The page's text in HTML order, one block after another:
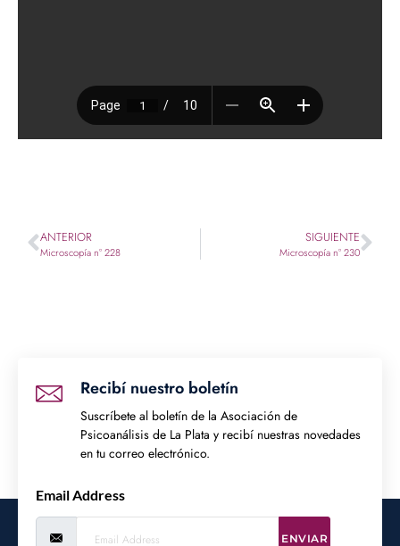
ANTERIOR
Microscopía n° 228
SIGUIENTE
Microscopía n° 230
Recibí nuestro boletín
Suscríbete al boletín de la Asociación de
Psicoanálisis de La Plata y recibí nuestras novedades
en tu correo electrónico.
Email Address
ENVIAR